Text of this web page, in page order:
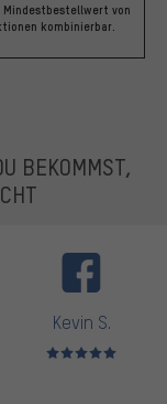
Mindestbestellwert von
kombinierbar.
BEKOMMST,
Kevin S.
Bewertungen: 5 von 5